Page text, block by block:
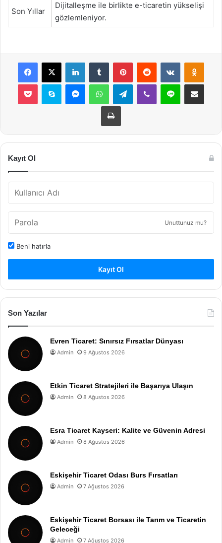
Son Yıllar
Dijitalleşme ile birlikte e-ticaretin yükselişi
gözlemleniyor.
Facebook
X LinkedInTumblr PinterestReddit VKontakte
Pocket Skype MessengerWhatsAppTelegramViber Line E-Posta ile
Yazdır
Kayıt Ol
Unuttunuz mu?
Beni hatırla
Kayıt Ol
Son Yazılar
Evren Ticaret: Sınırsız Fırsatlar Dünyası
Admin 9 Ağustos 2026
Etkin Ticaret Stratejileri ile Başarıya Ulaşın
Admin 8 Ağustos 2026
Esra Ticaret Kayseri: Kalite ve Güvenin Adresi
Admin 8 Ağustos 2026
Eskişehir Ticaret Odası Burs Fırsatları
Admin 7 Ağustos 2026
Eskişehir Ticaret Borsası ile Tarım ve Ticaretin
Geleceği
Admin 7 Ağustos 2026